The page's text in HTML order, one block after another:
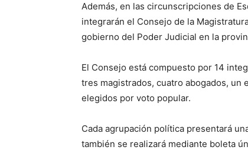
Además, en las circunscripciones de
integrarán el Consejo de la
gobierno del Poder Judicial en la
El Consejo está compuesto por 14
tres magistrados, cuatro abogados,
elegidos por voto popular.
Cada agrupación política presentará
también se realizará mediante boleta